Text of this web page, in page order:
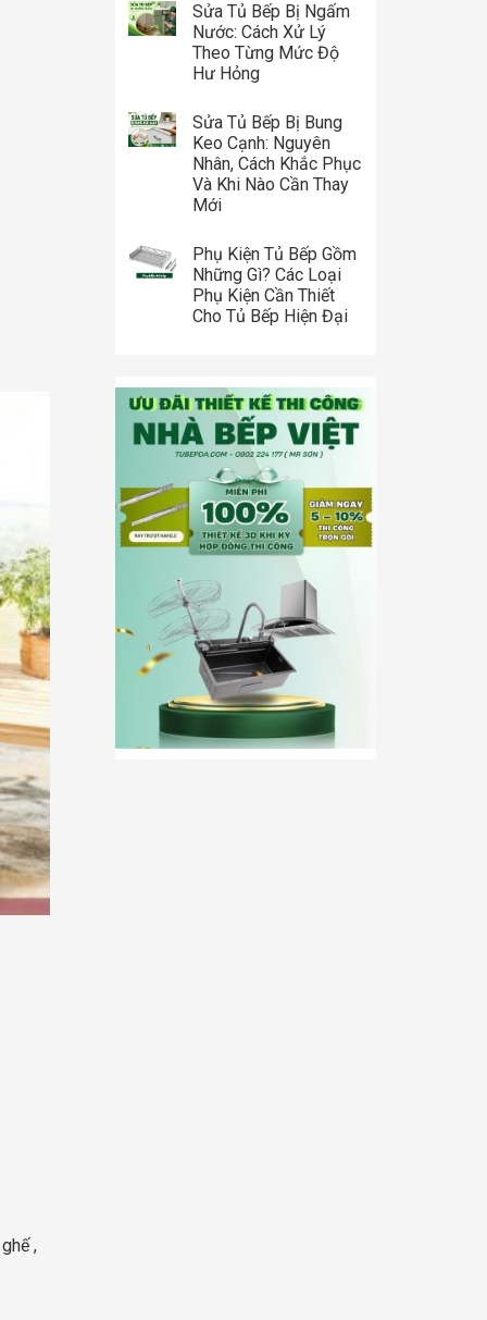
,
Sửa Tủ Bếp Bị Ngấm
Nước: Cách Xử Lý
Theo Từng Mức Độ
Hư Hỏng
Sửa Tủ Bếp Bị Bung
Keo Cạnh: Nguyên
Nhân, Cách Khắc Phục
Và Khi Nào Cần Thay
Mới
Phụ Kiện Tủ Bếp Gồm
Những Gì? Các Loại
Phụ Kiện Cần Thiết
Cho Tủ Bếp Hiện Đại